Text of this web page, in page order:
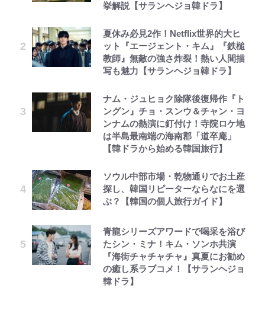
挙解説【サランヘジョ韓ドラ】
夏休み必見2作！Netflix世界的大ヒ
ット『エージェント・キム』『鉄槌
教師』無敵の強さ炸裂！熱い人間描
写も魅力【サランヘジョ韓ドラ】
ナム・ジュヒョク除隊後復帰作『ト
ングン』チョ・スンウ＆チャン・ヨ
ンナムの熱演に釘付け！寺院ロケ地
は半島最南端の海南郡「道卒庵」
【韓ドラから始める韓国旅行】
ソウル中部市場・乾物通りでお土産
探し、韓国リピーターならなにを選
ぶ？【韓国の個人旅行ガイド】
青龍シリーズアワードで喝采を浴び
たシン・ミナ！キム・ソンホ共演
『海街チャチャチャ』真夏にお勧め
の癒し系ラブコメ！【サランヘジョ
韓ドラ】